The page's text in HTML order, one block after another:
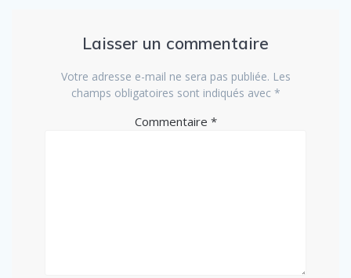
Laisser un commentaire
Votre adresse e-mail ne sera pas publiée. Les
champs obligatoires sont indiqués avec *
Commentaire *